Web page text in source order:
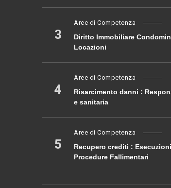
3
Aree di Competenza
Diritto Immobiliare
Locazioni
4
Aree di Competenza
Risarcimento danni :
e sanitaria
5
Aree di Competenza
Recupero crediti :
Procedure Fallimentari